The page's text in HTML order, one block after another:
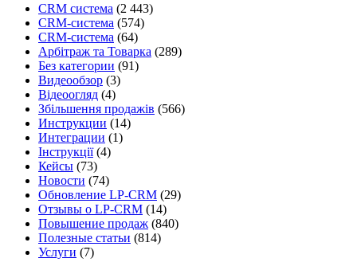
CRM система (2 443)
CRM-система (574)
CRM-система (64)
Арбітраж та Товарка (289)
Без категории (91)
Видеообзор (3)
Відеоогляд (4)
Збільшення продажів (566)
Инструкции (14)
Интеграции (1)
Інструкції(4)
Кейсы (73)
Новости (74)
Обновление LP-CRM (29)
Отзывы о LP-CRM (14)
Повышение продаж (840)
Полезные статьи (814)
Услуги (7)